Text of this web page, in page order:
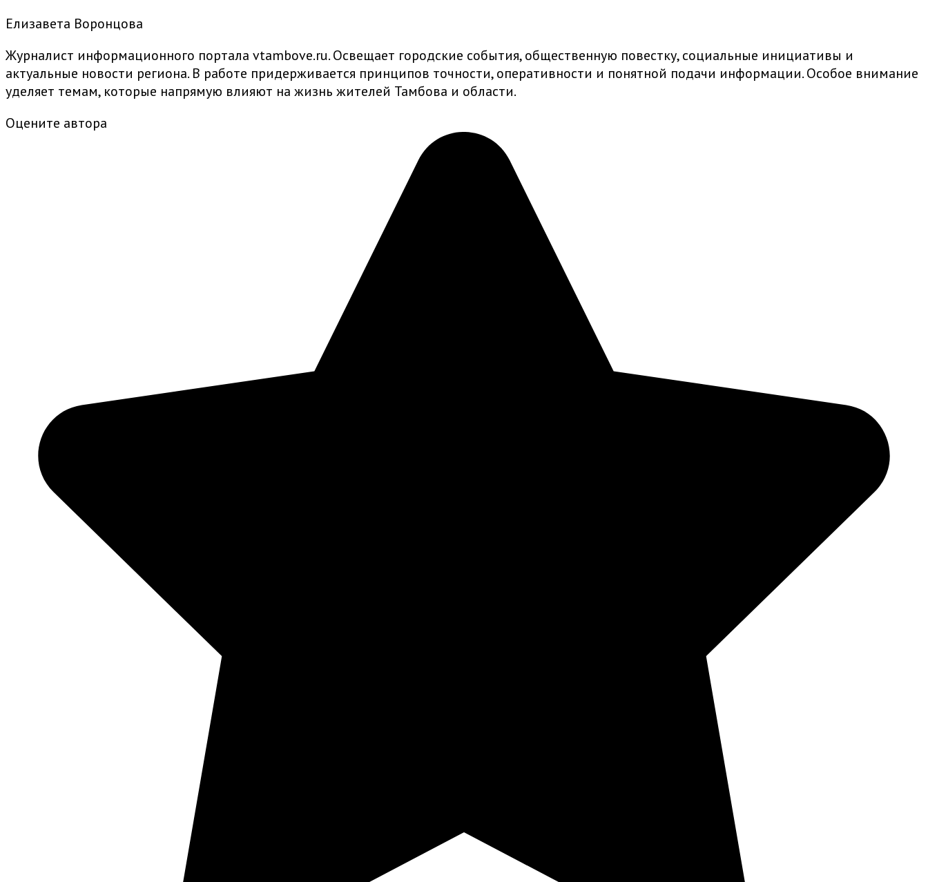
Елизавета Воронцова
Журналист информационного портала vtambove.ru. Освещает городские события, общественную повестку, социальные инициативы и
актуальные новости региона. В работе придерживается принципов точности, оперативности и понятной подачи информации. Особое внимание
уделяет темам, которые напрямую влияют на жизнь жителей Тамбова и области.
Оцените автора